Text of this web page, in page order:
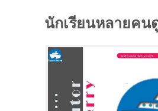
นักเรียนหลายคน